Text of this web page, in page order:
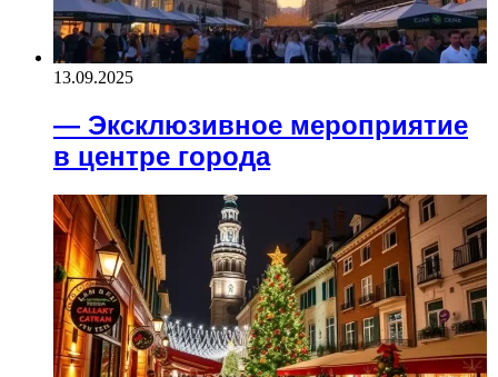
13.09.2025
— Эксклюзивное мероприятие
в центре города